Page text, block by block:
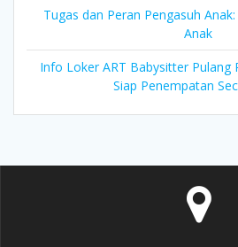
Tugas dan Peran Pengasuh
Anak
Info Loker ART Babysitter Pulang
Siap Penempatan